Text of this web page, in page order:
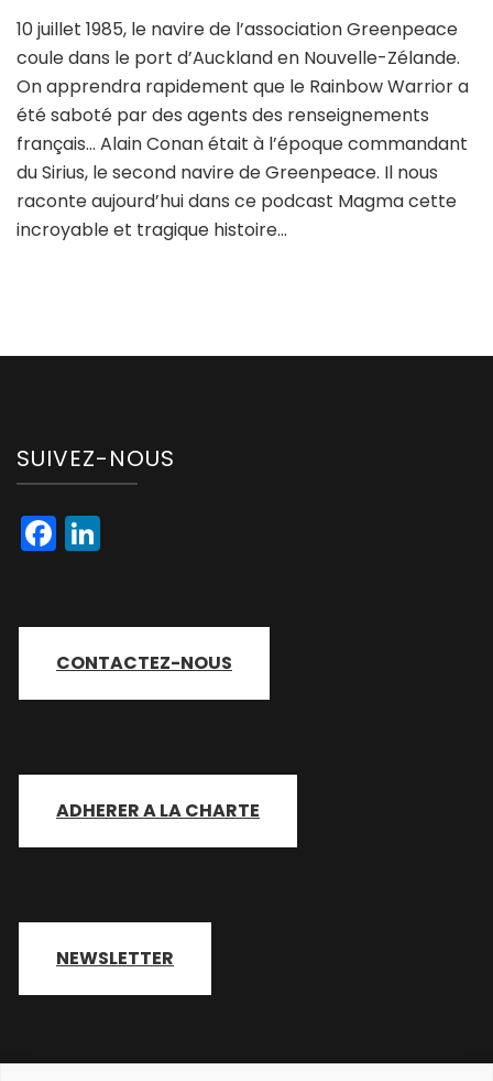
10 juillet 1985, le navire de l’association Greenpeace
coule dans le port d’Auckland en Nouvelle-Zélande.
On apprendra rapidement que le Rainbow Warrior a
été saboté par des agents des renseignements
français… Alain Conan était à l’époque commandant
du Sirius, le second navire de Greenpeace. Il nous
raconte aujourd’hui dans ce podcast Magma cette
incroyable et tragique histoire…
SUIVEZ-NOUS
Facebook
CONTACTEZ-NOUS
ADHERER A LA CHARTE
NEWSLETTER